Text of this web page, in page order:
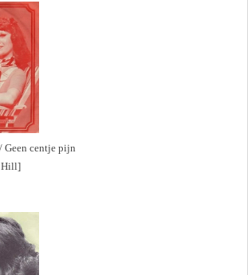
Geen centje pijn
Hill]